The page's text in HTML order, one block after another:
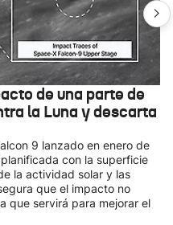
de una parte de
la Luna y descarta
9 lanzado en enero de
con la superficie
la actividad solar y las
que el impacto no
que servirá para mejorar el